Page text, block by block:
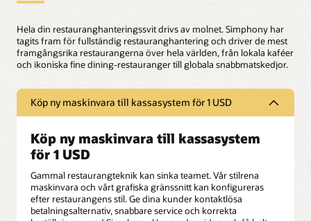
Hela din restauranghanteringssvit drivs av molnet. Simphony har
tagits fram för fullständig restauranghantering och driver de mest
framgångsrika restaurangerna över hela världen, från lokala kaféer
och ikoniska fine dining-restauranger till globala snabbmatskedjor.
Köp ny maskinvara till kassasystem för 1 USD
Köp ny maskinvara till kassasystem
för 1 USD
Gammal restaurangteknik kan sinka teamet. Vår stilrena
maskinvara och vårt grafiska gränssnitt kan konfigureras
efter restaurangens stil. Ge dina kunder kontaktlösa
betalningsalternativ, snabbare service och korrekta